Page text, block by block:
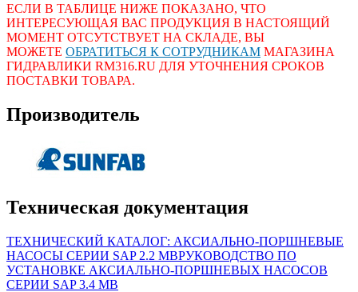
ЕСЛИ В ТАБЛИЦЕ НИЖЕ ПОКАЗАНО, ЧТО
ИНТЕРЕСУЮЩАЯ ВАС ПРОДУКЦИЯ В НАСТОЯЩИЙ
МОМЕНТ ОТСУТСТВУЕТ НА СКЛАДЕ, ВЫ
МОЖЕТЕ ОБРАТИТЬСЯ К СОТРУДНИКАМ МАГАЗИНА
ГИДРАВЛИКИ RM316.RU ДЛЯ УТОЧНЕНИЯ СРОКОВ
ПОСТАВКИ ТОВАРА.
Производитель
Техническая документация
ТЕХНИЧЕСКИЙ КАТАЛОГ: АКСИАЛЬНО-ПОРШНЕВЫЕ
НАСОСЫ СЕРИИ SAP 2.2 MBРУКОВОДСТВО ПО
УСТАНОВКЕ АКСИАЛЬНО-ПОРШНЕВЫХ НАСОСОВ
СЕРИИ SAP3.4 MB